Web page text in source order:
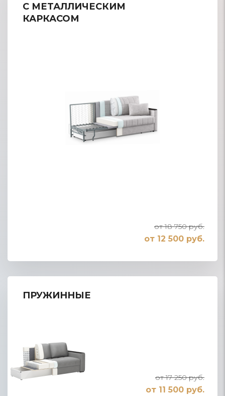
С МЕТАЛЛИЧЕСКИМ
КАРКАСОМ
от 18 750 руб.
от 12 500 руб.
ПРУЖИННЫЕ
от 17 250 руб.
от 11 500 руб.